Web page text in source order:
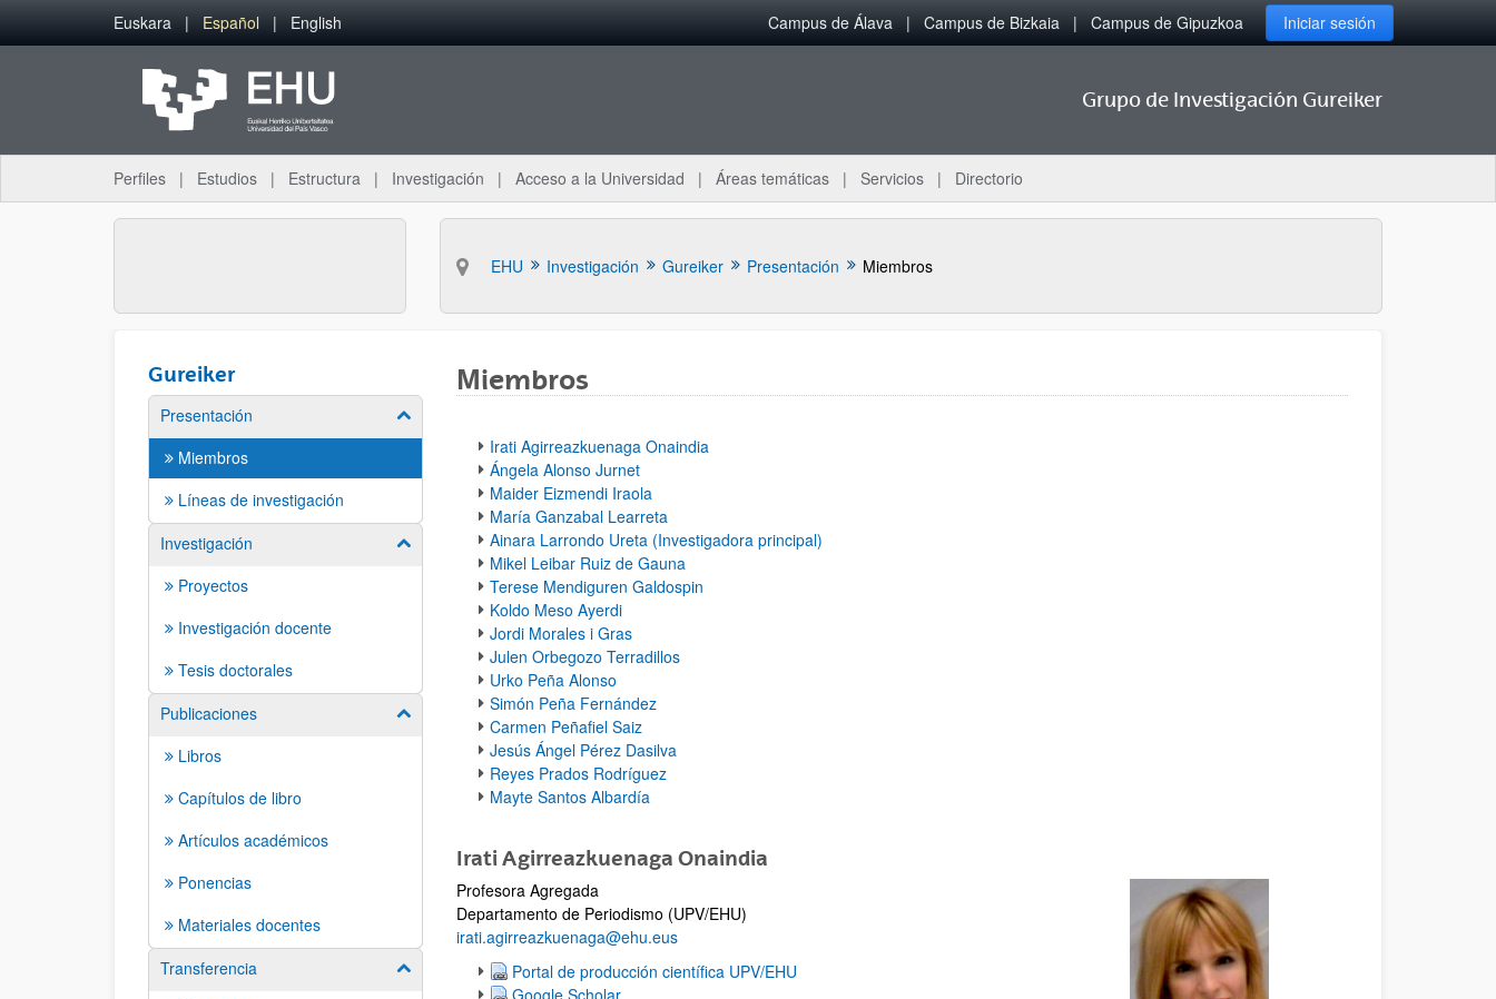
Saltar al contenido principal
Euskara Español English Campus de Álava Campus de Bizkaia Campus de Gipuzkoa Iniciar sesión
Grupo de Investigación Gureiker
Perfiles Estudios Estructura Investigación Acceso a la Universidad Áreas temáticas Servicios Directorio
EHU Investigación Gureiker Presentación Miembros
Gureiker
Presentación Mostrar/ocultar subpáginas
Miembros
Líneas de investigación
Investigación
Mostrar/ocultar subpáginas
Proyectos
Investigación docente
Tesis doctorales
Publicaciones
Mostrar/ocultar subpáginas
Libros
Capítulos de libro
Artículos académicos
Ponencias
Materiales docentes
Transferencia
Mostrar/ocultar subpáginas
Miembros
Irati Agirreazkuenaga Onaindia
Ángela Alonso Jurnet
Maider Eizmendi Iraola
María Ganzabal Learreta
Ainara Larrondo Ureta (Investigadora principal)
Mikel Leibar Ruiz de Gauna
Terese Mendiguren Galdospin
Koldo Meso Ayerdi
Jordi Morales i Gras
Julen Orbegozo Terradillos
Urko Peña Alonso
Simón Peña Fernández
Carmen Peñafiel Saiz
Jesús Ángel Pérez Dasilva
Reyes Prados Rodríguez
Mayte Santos Albardía
Irati Agirreazkuenaga Onaindia
Profesora Agregada
Departamento de Periodismo (UPV/EHU)
irati.agirreazkuenaga@ehu.eus
Portal de producción científica UPV/EHU
Google Scholar